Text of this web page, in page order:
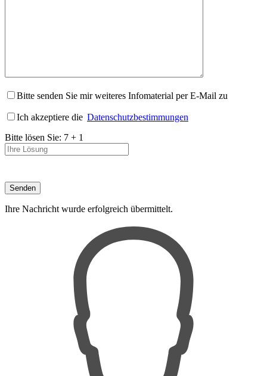
Bitte senden Sie mir weiteres Infomaterial per E-Mail zu
Ich akzeptiere die Datenschutzbestimmungen
Bitte lösen Sie: 7 + 1
Ihre Nachricht wurde erfolgreich übermittelt.